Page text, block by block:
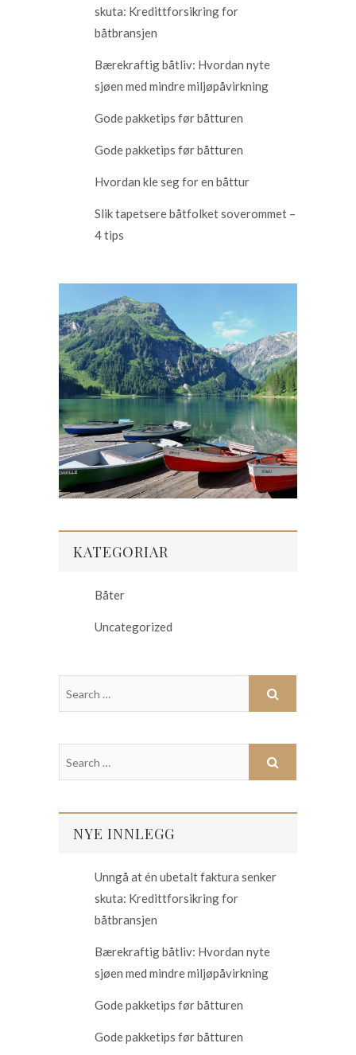
skuta: Kredittforsikring for
båtbransjen
Bærekraftig båtliv: Hvordan nyte
sjøen med mindre miljøpåvirkning
Gode pakketips før båtturen
Gode pakketips før båtturen
Hvordan kle seg for en båttur
Slik tapetsere båtfolket soverommet –
4 tips
KATEGORIAR
Båter
Uncategorized
NYE INNLEGG
Unngå at én ubetalt faktura senker
skuta: Kredittforsikring for
båtbransjen
Bærekraftig båtliv: Hvordan nyte
sjøen med mindre miljøpåvirkning
Gode pakketips før båtturen
Gode pakketips før båtturen